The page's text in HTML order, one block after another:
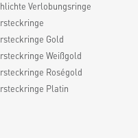
Verlobungsringe
Gold
Weißgold
Roségold
Platin